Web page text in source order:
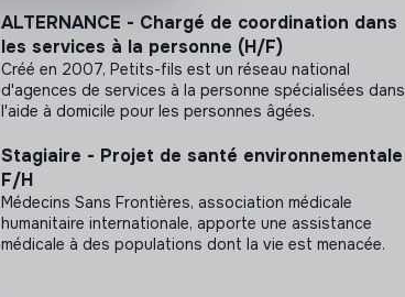
ALTERNANCE - Chargé de coordination dans
les services à la personne (H/F)
Créé en 2007, Petits-fils est un réseau national
d'agences de services à la personne spécialisées dans
l'aide à domicile pour les personnes âgées.
Stagiaire - Projet de santé environnementale
F/H
Médecins Sans Frontières, association médicale
humanitaire internationale, apporte une assistance
médicale à des populations dont la vie est menacée.